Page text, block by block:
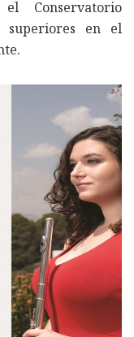
Conservatorio
superiores en el